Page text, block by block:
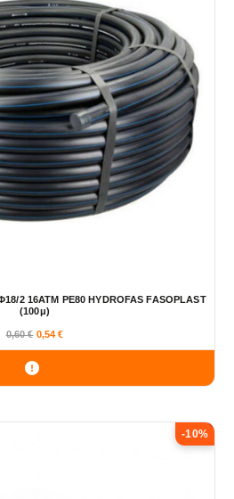
2 16ΑΤΜ ΡΕ80 HYDROFAS FASOPLAST
(100μ)
0,60€ 0,54€
-10%